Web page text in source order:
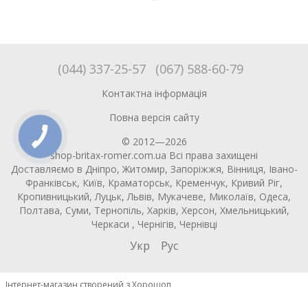
(044) 337-25-57 (067) 588-60-79
Контактна інформація
Повна версія сайту
© 2012—2026
shop-britax-romer.com.ua Всі права захищені
Доставляємо в Дніпро, Житомир, Запоріжжя, Вінниця, Івано-
Франківськ, Київ, Краматорськ, Кременчук, Кривий Ріг,
Кропивницький, Луцьк, Львів, Мукачеве, Миколаїв, Одеса,
Полтава, Суми, Тернопіль, Харків, Херсон, Хмельницький,
Черкаси , Чернігів, Чернівці
Укр Рус